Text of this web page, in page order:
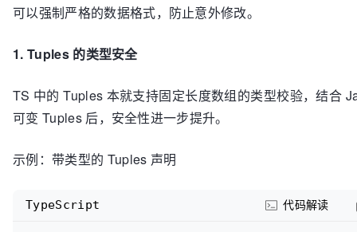
可以强制严格的数据格式，防止意外修改。
1. Tuples 的类型安全
TS 中的 Tuples 本就支持固定长度数组的类型校验，结合
可变 Tuples 后，安全性进一步提升。
示例：带类型的 Tuples 声明
TypeScript 代码解读